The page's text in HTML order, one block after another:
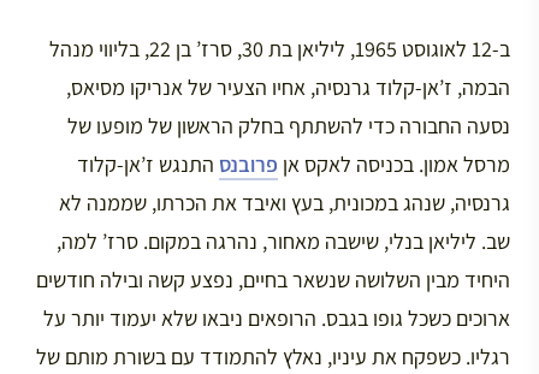
ב-12 לאוגוסט 1965, ליליאן בת 30, סרז’ בן 22, בליווי מנהל
הבמה, ז’אן-קלוד גרנסיה, אחיו הצעיר של אנריקו מסיאס,
נסעה החבורה כדי להשתתף בחלק הראשון של מופעו של
מרסל אמון. בכניסה לאקס אן פרובנס התנגש ז’אן-קלוד
גרנסיה, שנהג במכונית, בעץ ואיבד את הכרתו, שממנה לא
שב. ליליאן בנלי, שישבה מאחור, נהרגה במקום. סרז’ למה,
היחיד מבין השלושה שנשאר בחיים, נפצע קשה ובילה חודשים
ארוכים כשכל גופו בגבס. הרופאים ניבאו שלא יעמוד יותר על
רגליו. כשפקח את עיניו, נאלץ להתמודד עם בשורת מותם של